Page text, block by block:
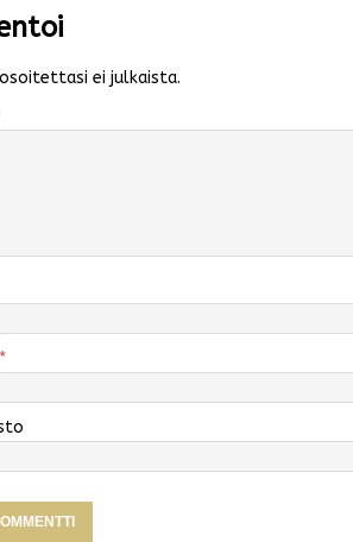
ei julkaista.
*